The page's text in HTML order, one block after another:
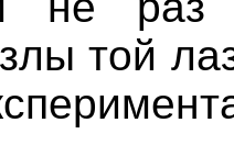
той